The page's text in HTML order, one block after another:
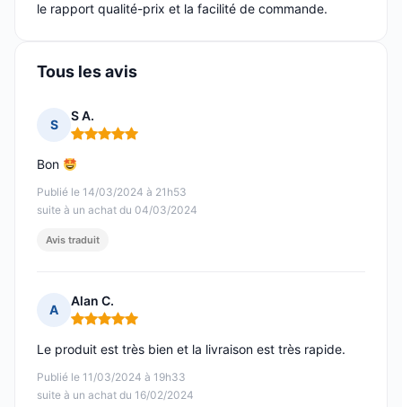
le rapport qualité-prix et la facilité de commande.
Tous les avis
S
S A.
Note : 5 sur 5
Publié le 14/03/2024 à 21h53
suite à un achat du 04/03/2024
Bon
Avis traduit
A
Alan C.
Note : 5 sur 5
Publié le 11/03/2024 à 19h33
suite à un achat du 16/02/2024
Le produit est très bien et la livraison est très rapide.